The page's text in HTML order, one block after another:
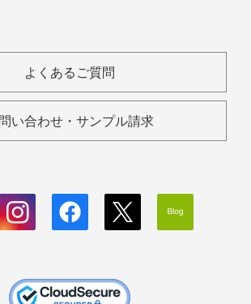
よくあるご質問
い合わせ・サンプル請求